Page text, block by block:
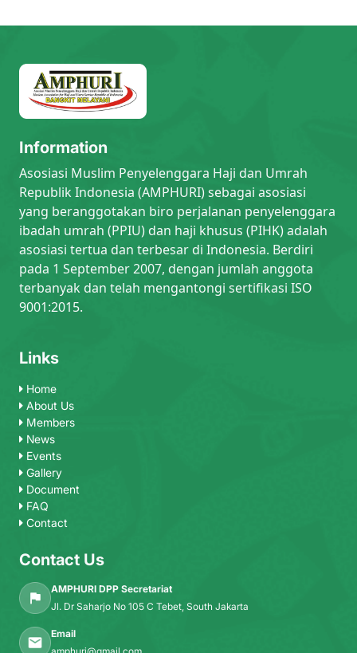
Information
Asosiasi Muslim Penyelenggara Haji dan Umrah
Republik Indonesia (AMPHURI) sebagai asosiasi
yang beranggotakan biro perjalanan penyelenggara
ibadah umrah (PPIU) dan haji khusus (PIHK) adalah
asosiasi tertua dan terbesar di Indonesia. Berdiri
pada 1 September 2007, dengan jumlah anggota
terbanyak dan telah mengantongi sertifikasi ISO
9001:2015.
Links
Home
About Us
Members
News
Events
Gallery
Document
FAQ
Contact
Contact Us
AMPHURI DPP Secretariat
Jl. Dr Saharjo No 105 C Tebet, South Jakarta
Email